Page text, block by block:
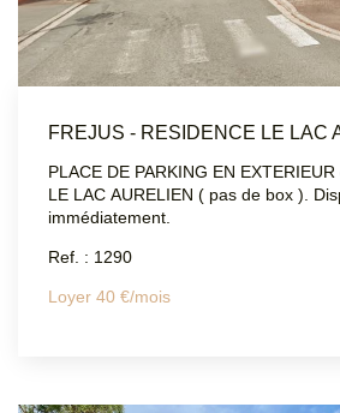
PLACE DE PARKING EN
LE LAC AURELIEN ( pas de box ).
immédiatement.
Ref. : 1290
Loyer 40 €/mois